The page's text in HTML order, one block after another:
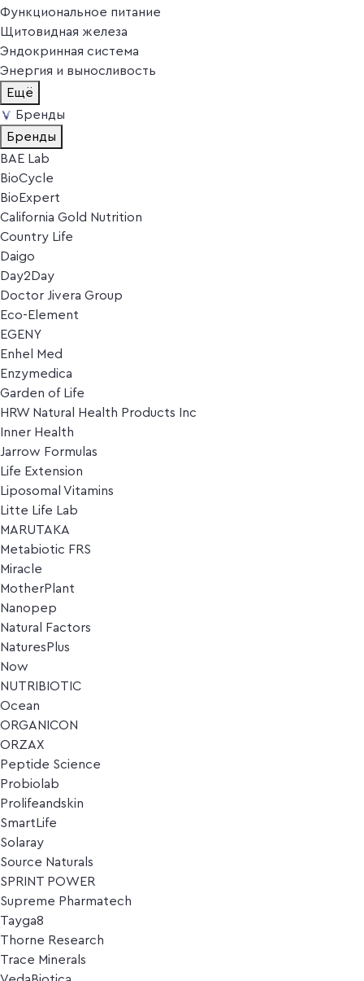
Функциональное питание
Щитовидная железа
Эндокринная система
Энергия и выносливость
Ещё
Бренды
Бренды
BAE Lab
BioCycle
BioExpert
California Gold Nutrition
Country Life
Daigo
Day2Day
Doctor Jivera Group
Eco-Element
EGENY
Enhel Med
Enzymedica
Garden of Life
HRW Natural Health Products Inc
Inner Health
Jarrow Formulas
Life Extension
Liposomal Vitamins
Litte Life Lab
MARUTAKA
Metabiotic FRS
Miracle
MotherPlant
Nanopep
Natural Factors
NaturesPlus
Now
NUTRIBIOTIC
Ocean
ORGANICON
ORZAX
Peptide Science
Probiolab
Prolifeandskin
SmartLife
Solaray
Source Naturals
SPRINT POWER
Supreme Pharmatech
Tayga8
Thorne Research
Trace Minerals